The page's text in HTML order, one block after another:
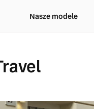
Nasze modele